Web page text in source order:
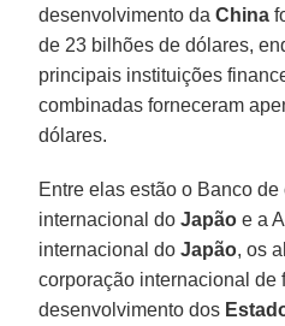
desenvolvimento daChina
de 23 bilhões de dólares,
principais instituições
combinadas forneceram
dólares.
Entre elas estão o Banco
internacional doJapão e a
internacional doJapão, os
corporação internacional de
desenvolvimento dos